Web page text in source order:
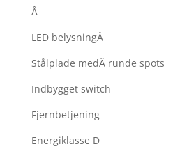
baseret
kundebedø
Â
LED belysningÂ
Stålplade medÂ runde spots
Indbygget switch
Fjernbetjening
Energiklasse D